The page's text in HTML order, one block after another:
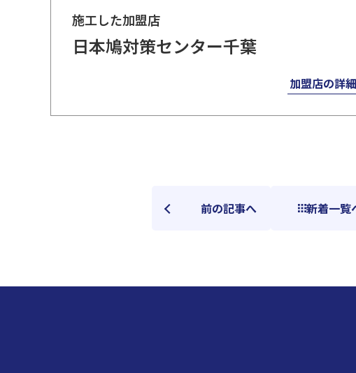
施工した加盟店
日本鳩対策センター千葉
加盟店の詳
前の記事へ 新着一覧